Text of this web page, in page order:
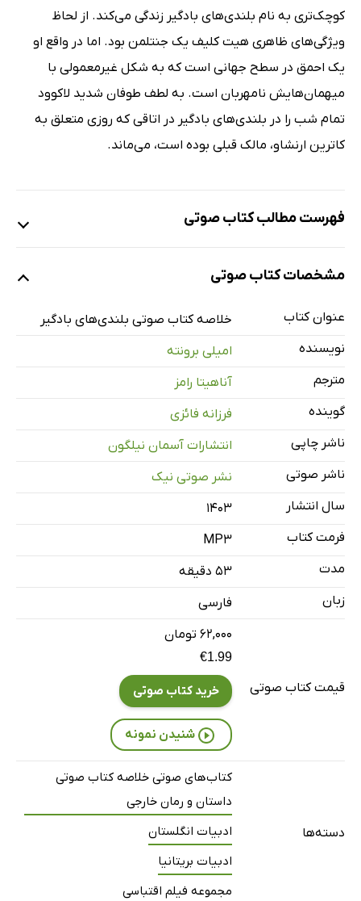
کوچک‌تری به نام بلندی‌های بادگیر زندگی می‌کند. از لحاظ
ویژگی‌های ظاهری هیت کلیف یک جنتلمن بود. اما در واقع او
یک احمق در سطح جهانی است که به شکل غیرمعمولی با
میهمان‌هایش نامهربان است. به لطف طوفان شدید لاکوود
تمام شب را در بلندی‌های بادگیر در اتاقی که روزی متعلق به
کاترین ارنشاو، مالک قبلی بوده است، می‌ماند.
فهرست مطالب کتاب صوتی
نمونه
1 دقیقه معرفی
نگاه کلی
یازده نکته‌ی اساسی داستان اصلی
شخصیت‌های اصلی
بررسی
مشخصات کتاب صوتی
عنوان کتاب
خلاصه کتاب صوتی بلندی‌های بادگیر
نویسنده
امیلی برونته
مترجم
آناهیتا رامز
گوینده
فرزانه فائزی
ناشر چاپی
انتشارات آسمان نیلگون
ناشر صوتی
نشر صوتی نیک
سال انتشار
۱۴۰۳
فرمت کتاب
MP3
مدت
۵۳ دقیقه
زبان
فارسی
قیمت کتاب صوتی
۶۲,۰۰۰ تومان
€1.99
خرید کتاب صوتی
شنیدن نمونه
دسته‌ها
کتاب‌های صوتی خلاصه کتاب صوتی
داستان و رمان خارجی
ادبیات انگلستان
ادبیات بریتانیا
مجموعه فیلم اقتباسی